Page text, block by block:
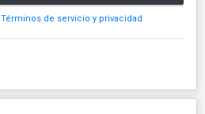
Términos de servicio y privacidad